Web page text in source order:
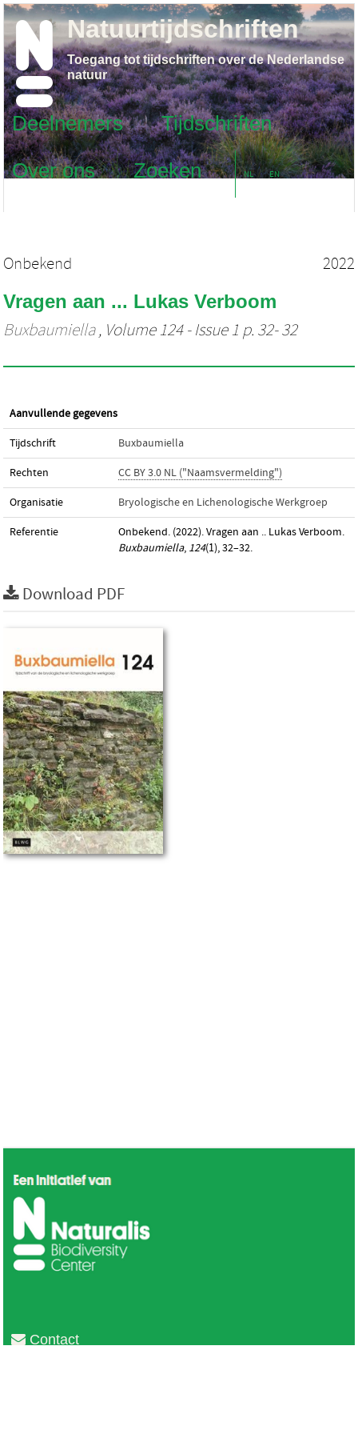
Deelnemers
Tijdschriften
Over ons
Zoeken NL EN
Natuurtijdschriften
Toegang tot tijdschriften over de Nederlandse
natuur
Onbekend 2022
Vragen aan ... Lukas Verboom
Buxbaumiella, Volume 124 - Issue 1 p. 32- 32
Aanvullende gegevens
Tijdschrift Buxbaumiella
Rechten CC BY 3.0 NL ("Naamsvermelding")
Organisatie Bryologische en Lichenologische Werkgroep
Referentie
Onbekend. (2022). Vragen aan .. Lukas Verboom.
Buxbaumiella, 124(1), 32–32.
Download PDF
Contact